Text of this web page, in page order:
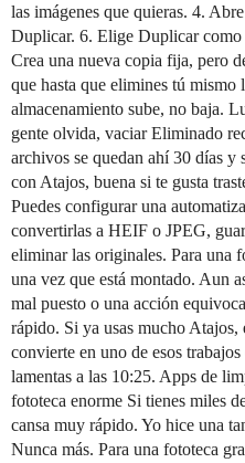
las imágenes que quieras. 4.
Duplicar. 6. Elige Duplicar
Crea una nueva copia fija, pero
que hasta que elimines tú mismo
almacenamiento sube, no baja.
gente olvida, vaciar Eliminado
archivos se quedan ahí 30 días y
con Atajos, buena si te gusta
Puedes configurar una
convertirlas a HEIF o JPEG,
eliminar las originales. Para una
una vez que está montado. Aun
mal puesto o una acción
rápido. Si ya usas mucho Atajos,
convierte en uno de esos
lamentas a las 10:25. Apps de
fototeca enorme Si tienes miles
cansa muy rápido. Yo hice una
Nunca más. Para una fototeca